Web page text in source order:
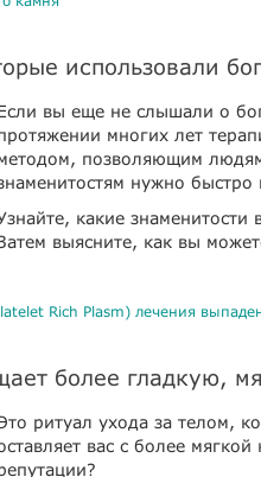
использовали
вы еще не слышали о
многих лет
позволяющим людям
нужно быстро
какие знаменитости
выясните, как вы
Rich Plasm) лечения
более гладкую,
ритуал ухода за телом,
вас с более